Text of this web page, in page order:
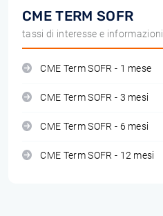
CME TERM SOFR
tassi di interesse e informazioni
CME Term SOFR - 1 mese
CME Term SOFR - 3 mesi
CME Term SOFR - 6 mesi
CME Term SOFR - 12 mesi